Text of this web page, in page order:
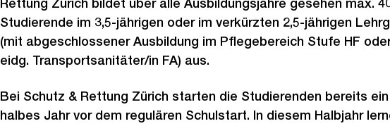
Rettung Zürich bildet über alle Ausbildungsjahre gesehen max.
Studierende im 3,5-jährigen oder im verkürzten 2,5-jährigen
(mit abgeschlossener Ausbildung im Pflegebereich Stufe HF
eidg. Transportsanitäter/in FA) aus.
Bei Schutz & Rettung Zürich starten die Studierenden bereits ein
halbes Jahr vor dem regulären Schulstart. In diesem Halbjahr